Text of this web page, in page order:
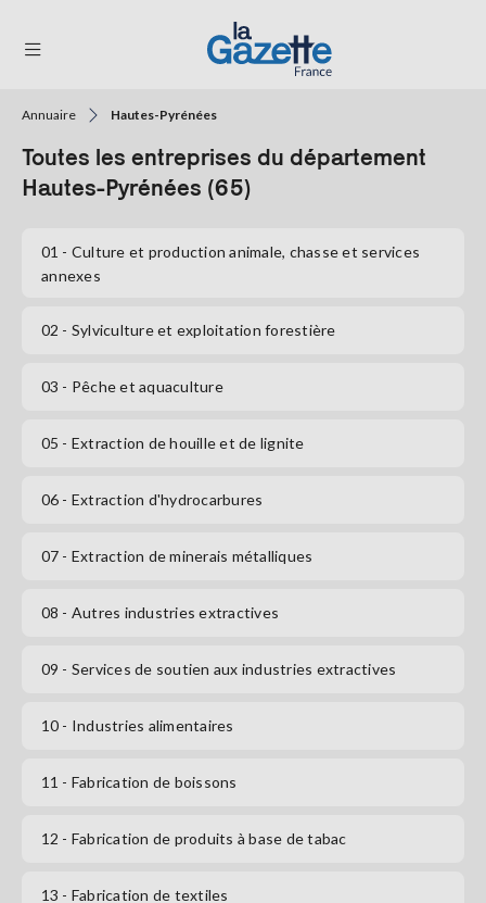
RÉGIONS
TENDANCES
SERVICES
Se
Annuaire Hautes-Pyrénées
Toutes les entreprises du département
Hautes-Pyrénées (65)
01 - Culture et production animale, chasse et services
annexes
02 - Sylviculture et exploitation forestière
03 - Pêche et aquaculture
05 - Extraction de houille et de lignite
06 - Extraction d'hydrocarbures
07 - Extraction de minerais métalliques
08 - Autres industries extractives
09 - Services de soutien aux industries extractives
10 - Industries alimentaires
11 - Fabrication de boissons
12 - Fabrication de produits à base de tabac
13 - Fabrication de textiles